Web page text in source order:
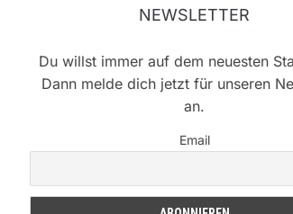
NEWSLETTER
Du willst immer auf dem neuesten
Dann melde dich jetzt für unseren
an.
Email